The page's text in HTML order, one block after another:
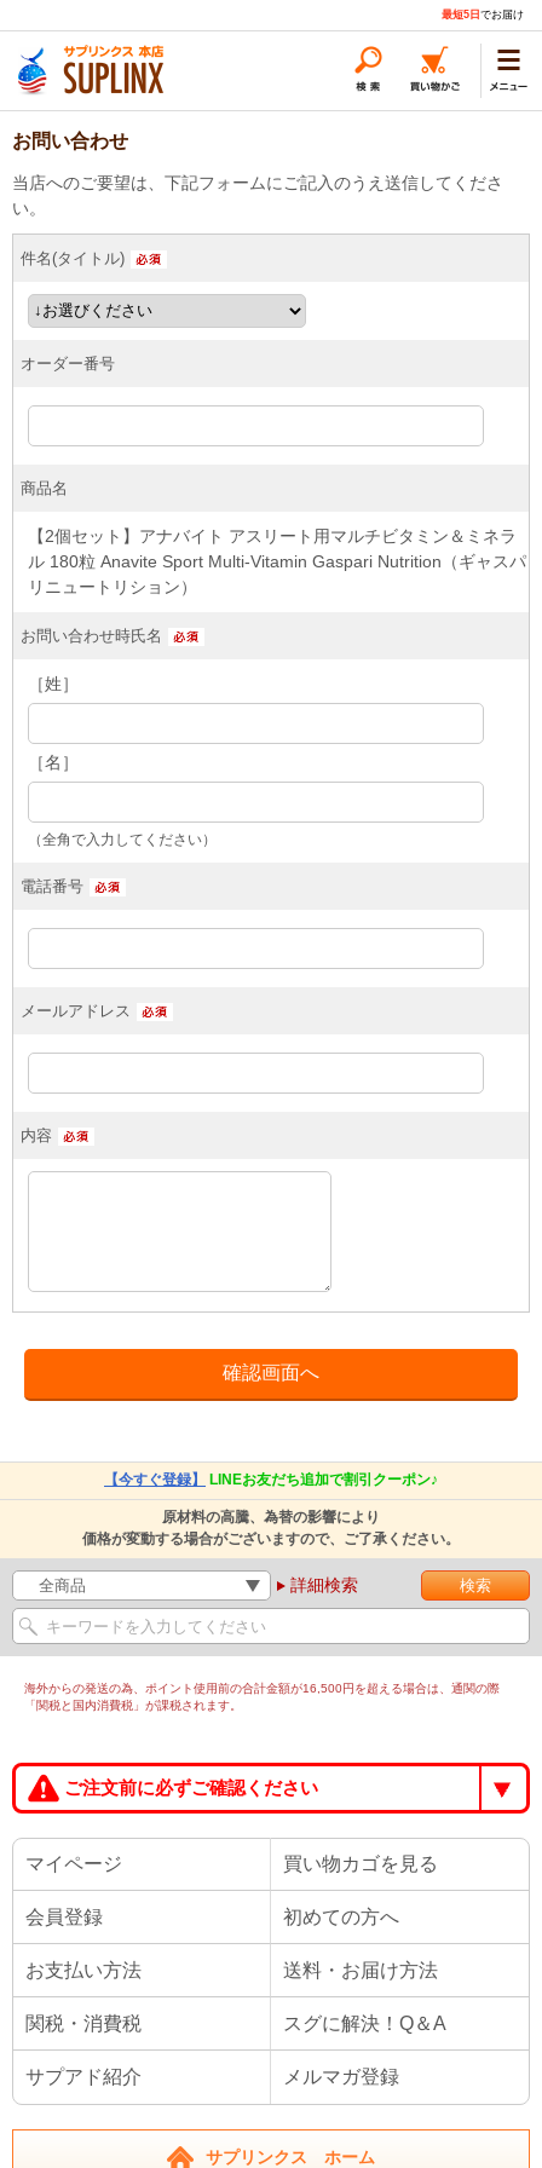
最短5日 でお届け
お問い合わせ
当店へのご要望は、下記フォームにご記入のうえ送信してくださ
い。
件名(タイトル)
オーダー番号
商品名
【2個セット】アナバイト アスリート用マルチビタミン＆ミネラ
ル 180粒 Anavite Sport Multi-Vitamin Gaspari Nutrition（ギャスパ
リニュートリション）
お問い合わせ時氏名
［姓］
［名］
（全角で入力してください）
電話番号
メールアドレス
内容
【今すぐ登録】 LINEお友だち追加で割引クーポン♪
原材料の高騰、為替の影響により
価格が変動する場合がございますので、ご了承ください。
詳細検索
海外からの発送の為、ポイント使用前の合計金額が16,500円を超える場合は、通関の際
「関税と国内消費税」が課税されます。
ご注文前に必ずご確認ください
マイページ 買い物カゴを見る
会員登録 初めての方へ
お支払い方法 送料・お届け方法
関税・消費税 スグに解決！Q＆A
サプアド紹介 メルマガ登録
サプリンクス ホーム